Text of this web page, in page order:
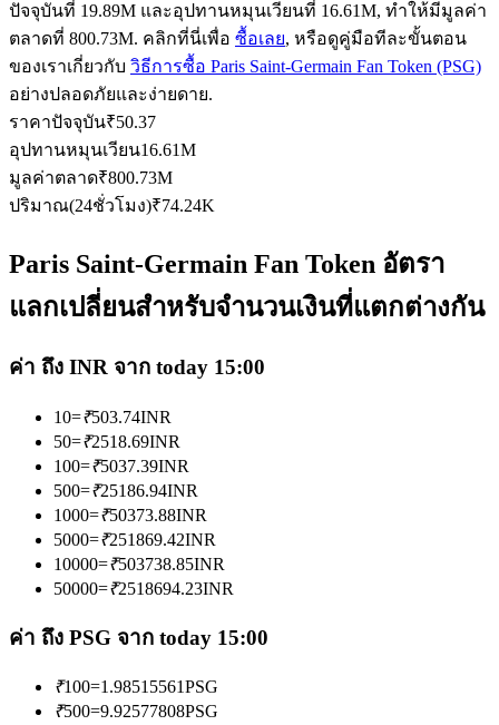
เป็นเทรดเดอร์คัดลอก
เพลิดเพลินกับการแบ่งปันผลกำไรและค่าคอมมิชชั่นการคัด
ลอกการซื้อขาย
ข้อมูล
การวิเคราะห์ข้อมูลขนาดใหญ่ รวมถึงข้อมูลการค้า ฯลฯ
ปัจจุบันที่ 19.89M และอุปทานหมุนเวียนที่ 16.61M, ทำให้มีมูลค่า
ตลาดที่ 800.73M. คลิกที่นี่เพื่อ ซื้อเลย, หรือดูคู่มือทีละขั้นตอน
ของเราเกี่ยวกับ วิธีการซื้อ Paris Saint-Germain Fan Token (PSG)
อย่างปลอดภัยและง่ายดาย.
ราคาปัจจุบัน₹50.37
อุปทานหมุนเวียน16.61M
มูลค่าตลาด₹800.73M
ปริมาณ(24ชั่วโมง)₹74.24K
Paris Saint-Germain Fan Token อัตรา
แลกเปลี่ยนสำหรับจำนวนเงินที่แตกต่างกัน
ค่า ถึง INR จาก today 15:00
10=₹503.74INR
50=₹2518.69INR
100=₹5037.39INR
500=₹25186.94INR
1000=₹50373.88INR
5000=₹251869.42INR
10000=₹503738.85INR
50000=₹2518694.23INR
ค่า ถึง PSG จาก today 15:00
₹100=1.98515561PSG
₹500=9.92577808PSG